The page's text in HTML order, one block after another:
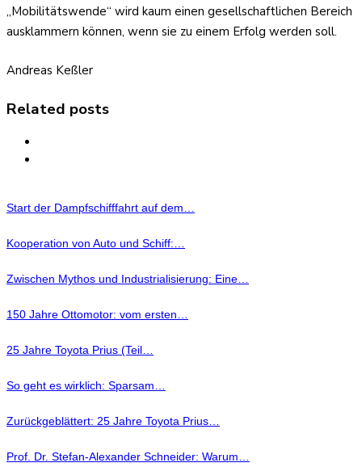
„Mobilitätswende“ wird kaum einen gesellschaftlichen Bereich
ausklammern können, wenn sie zu einem Erfolg werden soll.
Andreas Keßler
Related posts
Start der Dampfschifffahrt auf dem…
Kooperation von Auto und Schiff:…
Zwischen Mythos und Industrialisierung: Eine…
150 Jahre Ottomotor: vom ersten…
25 Jahre Toyota Prius (Teil…
So geht es wirklich: Sparsam…
Zurückgeblättert: 25 Jahre Toyota Prius…
Prof. Dr. Stefan-Alexander Schneider: Warum…